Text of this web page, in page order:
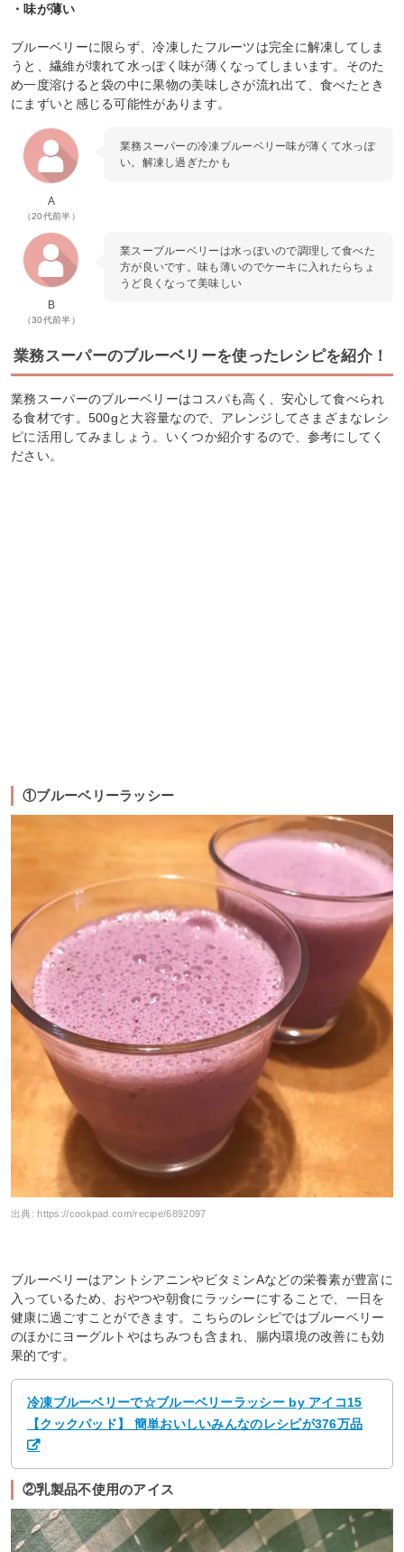
・味が薄い
ブルーベリーに限らず、冷凍したフルーツは完全に解凍してしま
うと、繊維が壊れて水っぽく味が薄くなってしまいます。そのた
め一度溶けると袋の中に果物の美味しさが流れ出て、食べたとき
にまずいと感じる可能性があります。
A
（20代前半）
業務スーパーの冷凍ブルーベリー味が薄くて水っぽ
い。解凍し過ぎたかも
B
（30代前半）
業スーブルーベリーは水っぽいので調理して食べた
方が良いです。味も薄いのでケーキに入れたらちょ
うど良くなって美味しい
業務スーパーのブルーベリーを使ったレシピを紹介！
業務スーパーのブルーベリーはコスパも高く、安心して食べられ
る食材です。500gと大容量なので、アレンジしてさまざまなレシ
ピに活用してみましょう。いくつか紹介するので、参考にしてく
ださい。
①ブルーベリーラッシー
出典: https://cookpad.com/recipe/6892097
ブルーベリーはアントシアニンやビタミンAなどの栄養素が豊富に
入っているため、おやつや朝食にラッシーにすることで、一日を
健康に過ごすことができます。こちらのレシピではブルーベリー
のほかにヨーグルトやはちみつも含まれ、腸内環境の改善にも効
果的です。
冷凍ブルーベリーで☆ブルーベリーラッシー by アイコ15
【クックパッド】 簡単おいしいみんなのレシピが376万品
②乳製品不使用のアイス